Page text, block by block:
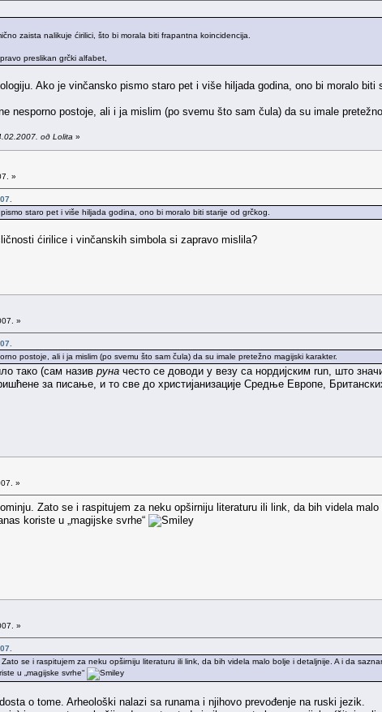
zaista nalikuje ćirilici, što bi morala biti frapantna koincidencija.
preslikan grčki alfabet,
Ako je vinčansko pismo staro pet i više hiljada godina, ono bi moralo biti
nesporno postoje, ali i ja mislim (po svemu što sam čula) da su imale
од Lolita »
»
staro pet i više hiljada godina, ono bi moralo biti starije od grčkog.
ćirilice i vinčanskih simbola si zapravo mislila?
»
postoje, ali i ja mislim (po svemu što sam čula) da su imale pretežno magijski karakter.
тако (сам назив руна често се доводи у везу са нордијским run, што
за писање, и то све до христијанизације Средње Европе,
»
Zato se i raspitujem za neku opširniju literaturu ili link, da bih videla
koriste u „magijske svrhe“
»
se i raspitujem za neku opširniju literaturu ili link, da bih videla malo bolje i detaljnije. A i da
u „magijske svrhe“
o tome. Arheološki nalazi sa runama i njihovo prevođenje na ruski jezik.